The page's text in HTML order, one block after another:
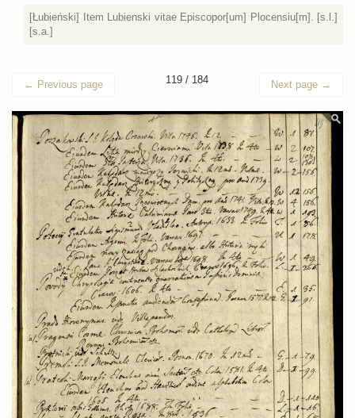
[Łubieński] Item Lubienski vitae Episcopor[um] Plocensiu[m]. [s.l.]
[s.a.]
← Previous page 119 / 184 Next page →